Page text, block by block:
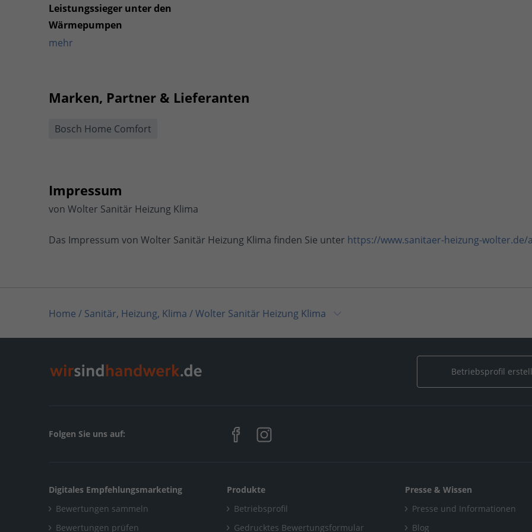
Leistungssieger unter den
Wärmepumpen
mehr
Marken, Partner & Lieferanten
Bosch Home Comfort
Impressum
von Wolter Sanitär Heizung Klima
Das Impressum von Wolter Sanitär Heizung Klima finden Sie unter https://www.sanitaer-heizung-
Home / Sanitär, Heizung, Klima /Wolter Sanitär Heizung Klima
Home/Sanitär, Heizung, Klima / Installation & Heizungsbau/Wolter Sanitär Heizung Klima
Home/ Sanitär, Heizung, Klima / Bad & Sanitär Betriebsprofil
Folgen Sie uns auf:
Digitales Empfehlungsmarketing
Bewertungen sammeln
Bewertungen prüfen
Produkte
Betriebsprofil
Gedrucktes Bewertungsformular
Presse & Wissen
Presse und Informationen
Blog